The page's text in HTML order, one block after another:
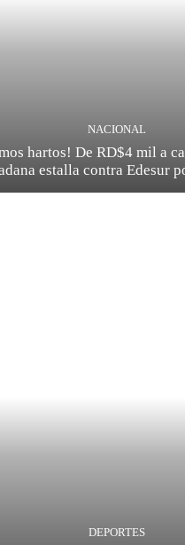
NACIONAL
hartos! De RD$4 mil a
estalla contra Edesur
DEPORTES